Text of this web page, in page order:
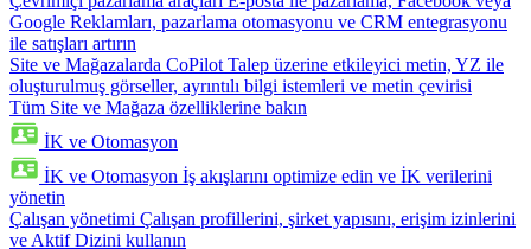
Google Reklamları, pazarlama otomasyonu ve CRM entegrasyonu
ile satışları artırın
Site ve Mağazalarda CoPilot Talep üzerine etkileyici metin, YZ ile
oluşturulmuş görseller, ayrıntılı bilgi istemleri ve metin çevirisi
Tüm Site ve Mağaza özelliklerine bakın
İK ve Otomasyon
İK ve Otomasyon İş akışlarını optimize edin ve İK verilerini
yönetin
Çalışan yönetimi Çalışan profillerini, şirket yapısını, erişim izinlerini
ve Aktif Dizini kullanın